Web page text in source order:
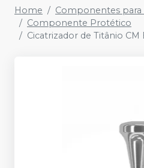
Home
Componentes
Componente Protético
Cicatrizador de Titânio